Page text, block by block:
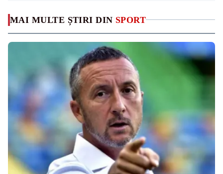
MAI MULTE ȘTIRI DIN SPORT